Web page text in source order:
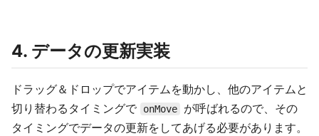
4. データの更新実装
ドラッグ＆ドロップでアイテムを動かし、他のアイテムと
切り替わるタイミングで
onMove
が呼ばれるので、その
タイミングでデータの更新をしてあげる必要があります。